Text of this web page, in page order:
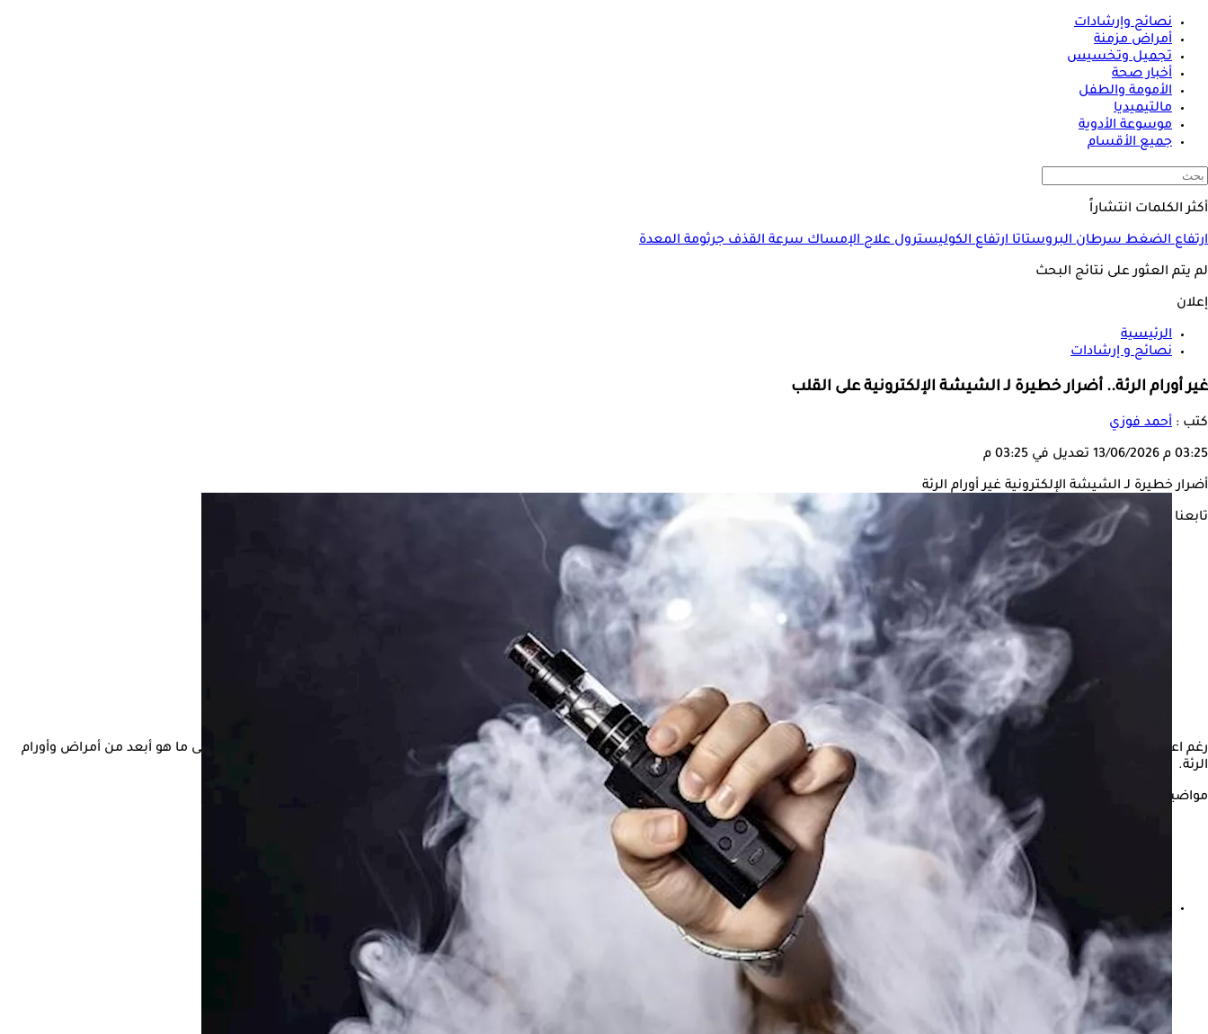
نصائح وإرشادات
أمراض مزمنة
تجميل وتخسيس
أخبار صحة
الأمومة والطفل
مالتيميديا
موسوعة الأدوية
جميع الأقسام
أكثر الكلمات انتشاراً
ارتفاع الضغطسرطان البروستاتاارتفاع الكوليسترولعلاج الإمساكسرعة القذفجرثومة المعدة
لم يتم العثور على نتائج البحث
إعلان
الرئيسية
نصائح و إرشادات
غير أورام الرئة.. أضرار خطيرة لـ الشيشة الإلكترونية على القلب
كتب : أحمد فوزي
03:25 م 13/06/2026 تعديل في 03:25 م
أضرار خطيرة لـ الشيشة الإلكترونية غير أورام الرئة
تابعنا على
رغم اعتقاد البعض أن الشيشة الإلكترونية أقل ضررا من السجائر أو الشيشة التقليدية، يؤكد فإن هذا الاعتقاد غير دقيق، إذ تحمل هذه الأجهزة مخاطر صحية متعددة قد تمتد إلى ما هو أبعد من أمراض وأورام
الرئة.
مواضيع ذات صلة
التدخين في رمضان- تناول هذه الأطعمة للإقلاع عنه